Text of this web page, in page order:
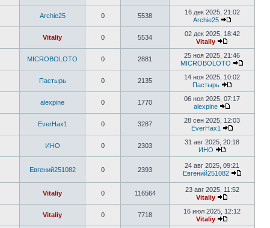
Archie25 0 5538
16 дек 2025, 21:02
Archie25
Vitaliy 0 5534
02 дек 2025, 18:42
Vitaliy
MICROBOLOTO 0 2881
25 ноя 2025, 21:46
MICROBOLOTO
Пастырь 0 2135
14 ноя 2025, 10:02
Пастырь
alexpine 0 1770
06 ноя 2025, 07:17
alexpine
EverHax1 0 3287
28 сен 2025, 12:03
EverHax1
ИНО 0 2303
31 авг 2025, 20:18
ИНО
Евгений251082 0 2393
24 авг 2025, 09:21
Евгений251082
Vitaliy 0 116564
23 авг 2025, 11:52
Vitaliy
Vitaliy 0 7718
16 июл 2025, 12:12
Vitaliy